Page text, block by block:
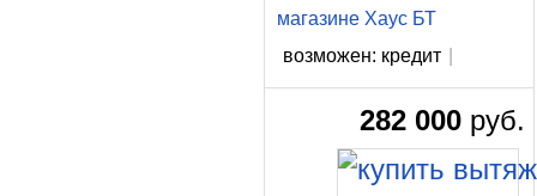
магазине Хаус БТ
возможен: кредит
282 000 руб.